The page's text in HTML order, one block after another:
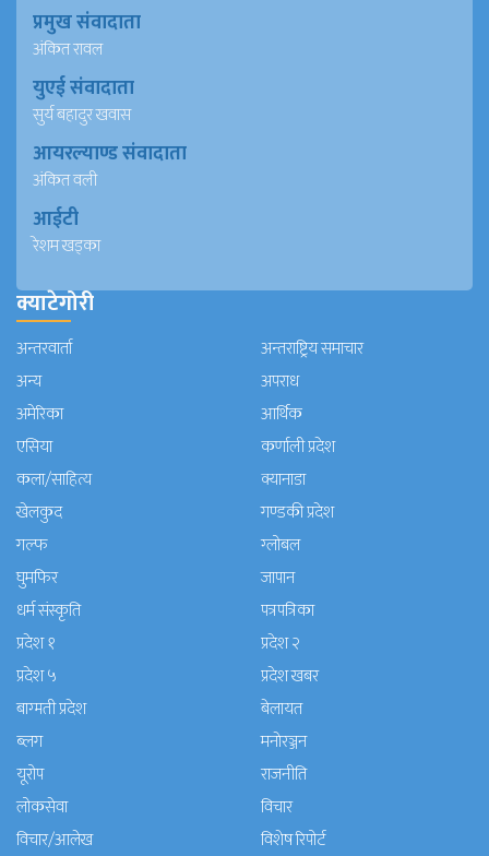
प्रमुख संवादाता
अंकित रावल
युएई संवादाता
सुर्य बहादुर खवास
आयरल्याण्ड संवादाता
अंकित वली
आईटी
रेशम खड्का
क्याटेगोरी
अन्तरवार्ता
अन्तराष्ट्रिय समाचार
अन्य
अपराध
अमेरिका
आर्थिक
एसिया
कर्णाली प्रदेश
कला/साहित्य
क्यानाडा
खेलकुद
गण्डकी प्रदेश
गल्फ
ग्लोबल
घुमफिर
जापान
धर्म संस्कृति
पत्रपत्रिका
प्रदेश १
प्रदेश २
प्रदेश ५
प्रदेश खबर
बाग्मती प्रदेश
बेलायत
ब्लग
मनाेरञ्जन
यूरोप
राजनीति
लोकसेवा
विचार
विचार/आलेख
विशेष रिपोर्ट